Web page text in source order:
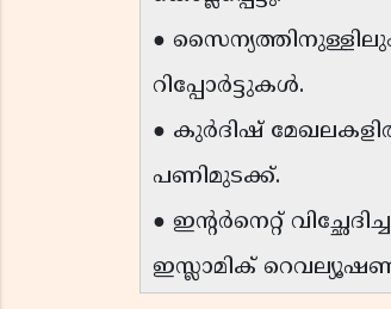
●
റിപ്പോർട്ടുകൾ.
● കുർദിഷ്
പണിമുടക്ക്.
● ഇന്റർനെറ്റ്
ഇസ്ലാമിക്